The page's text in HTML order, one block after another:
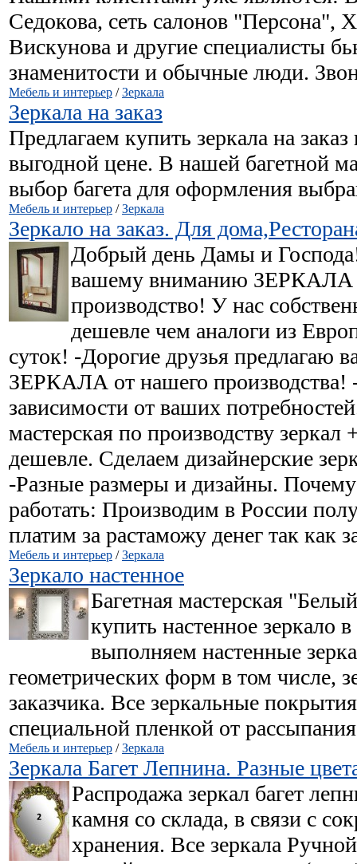
Седокова, сеть салонов "Персона",
Вискунова и другие специалисты
знаменитости и обычные люди.
Мебель и интерьер /Зеркала
Зеркала на заказ
Предлагаем купить зеркала на
выгодной цене. В нашей багетной
выбор багета для оформления
Мебель и интерьер /Зеркала
Зеркало на заказ. Для
Добрый день Дамы и
вашему вниманию ЗЕРКАЛА
производство! У нас
дешевле чем аналоги из
суток! -Дорогие друзья предлагаю
ЗЕРКАЛА от нашего производства!
зависимости от ваших
мастерская по производству зеркал
дешевле. Сделаем дизайнерские
-Разные размеры и дизайны.
работать: Производим в России
платим за растаможу денег так как
Мебель и интерьер /Зеркала
Зеркало настенное
Багетная мастерская
купить настенное зеркало
выполняем настенные
геометрических форм в том числе,
заказчика. Все зеркальные
специальной пленкой от
Мебель и интерьер /Зеркала
Зеркала Багет Лепнина. Разные
Распродажа зеркал багет
камня со склада, в связи с
хранения. Все зеркала